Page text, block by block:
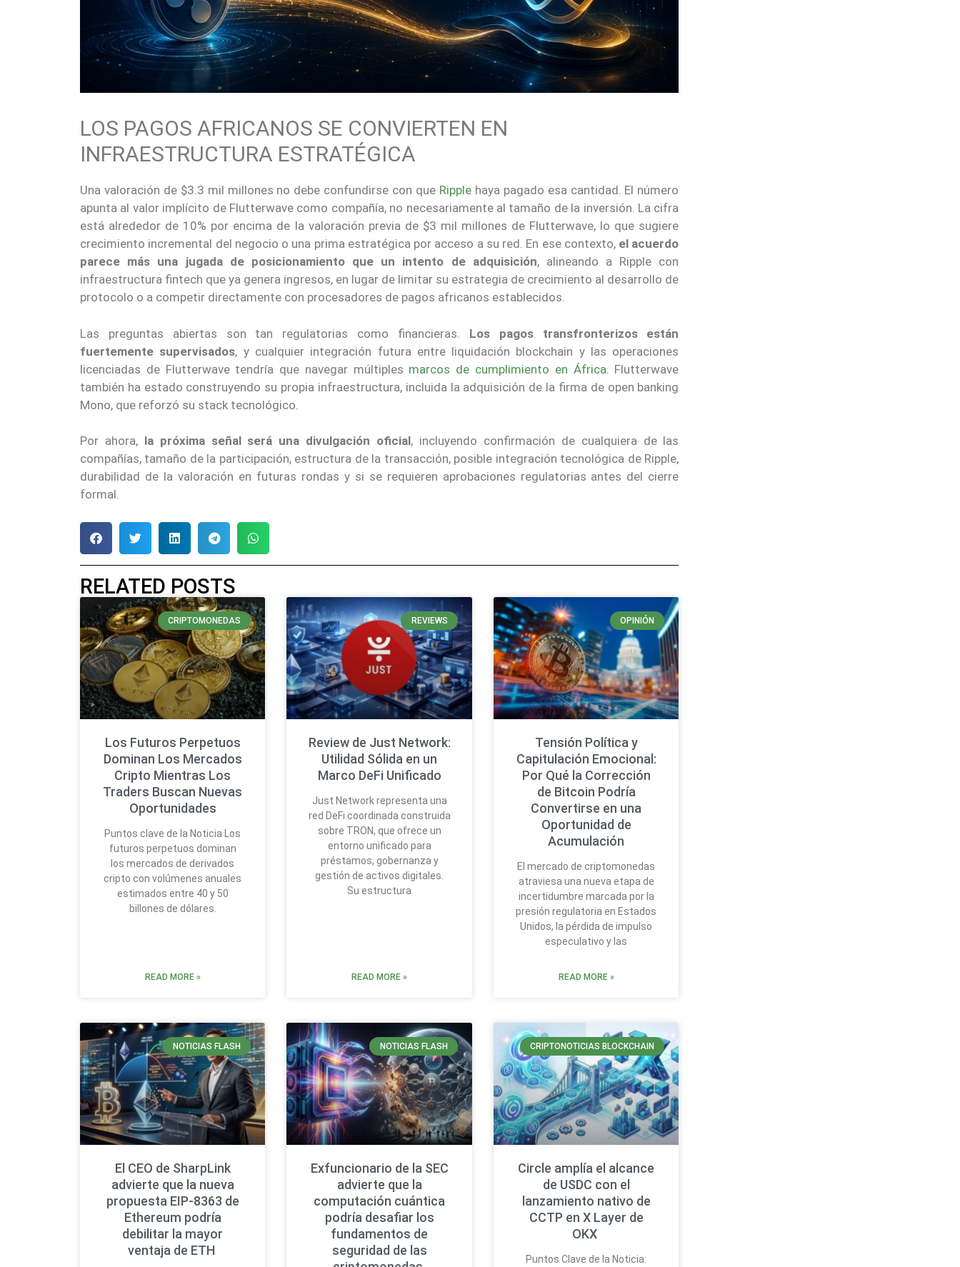
LOS PAGOS AFRICANOS SE CONVIERTEN EN
INFRAESTRUCTURA ESTRATÉGICA
Una valoración de $3.3 mil millones no debe confundirse con que Ripplehaya pagado esa cantidad. El número
apunta al valor implícito de Flutterwave como compañía, no necesariamente al tamaño de la inversión. La cifra
está alrededor de 10% por encima de la valoración previa de $3 mil millones de Flutterwave, lo que sugiere
crecimiento incremental del negocio o una prima estratégica por acceso a su red. En ese contexto, el acuerdo
parece más una jugada de posicionamiento que un intento de adquisición, alineando a Ripple con
infraestructura fintech que ya genera ingresos, en lugar de limitar su estrategia de crecimiento al desarrollo de
protocolo o a competir directamente con procesadores de pagos africanos establecidos.
Las preguntas abiertas son tan regulatorias como financieras. Los pagos transfronterizos están
fuertemente supervisados, y cualquier integración futura entre liquidación blockchain y las operaciones
licenciadas de Flutterwave tendría que navegar múltiples marcos de cumplimiento en África . Flutterwave
también ha estado construyendo su propia infraestructura, incluida la adquisición de la firma de open banking
Mono, que reforzó su stack tecnológico.
Por ahora, la próxima señal será una divulgación oficial, incluyendo confirmación de cualquiera de las
compañías, tamaño de la participación, estructura de la transacción, posible integración tecnológica de Ripple,
durabilidad de la valoración en futuras rondas y si se requieren aprobaciones regulatorias antes del cierre
formal.
RELATED POSTS
CRIPTOMONEDAS
Los Futuros Perpetuos
Dominan Los Mercados
Cripto Mientras Los
Traders Buscan Nuevas
Oportunidades
Puntos clave de la Noticia Los
futuros perpetuos dominan
los mercados de derivados
cripto con volúmenes anuales
estimados entre 40 y 50
billones de dólares.
READ MORE »
REVIEWS
Review de Just Network:
Utilidad Sólida en un
Marco DeFi Unificado
Just Network representa una
red DeFi coordinada construida
sobre TRON, que ofrece un
entorno unificado para
préstamos, gobernanza y
gestión de activos digitales.
Su estructura
READ MORE »
OPINIÓN
Tensión Política y
Capitulación Emocional:
Por Qué la Corrección
de Bitcoin Podría
Convertirse en una
Oportunidad de
Acumulación
El mercado de criptomonedas
atraviesa una nueva etapa de
incertidumbre marcada por la
presión regulatoria en Estados
Unidos, la pérdida de impulso
especulativo y las
READ MORE »
NOTICIAS FLASH
El CEO de SharpLink
advierte que la nueva
propuesta EIP-8363 de
Ethereum podría
debilitar la mayor
ventaja de ETH
NOTICIAS FLASH
Exfuncionario de la SEC
advierte que la
computación cuántica
podría desafiar los
fundamentos de
seguridad de las
CRIPTONOTICIAS BLOCKCHAIN
Circle amplía el alcance
de USDC con el
lanzamiento nativo de
CCTP en X Layer de
OKX
Puntos Clave de la Noticia: